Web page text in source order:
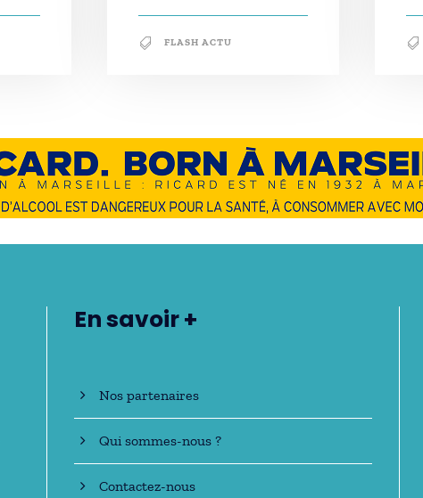
FLASH ACTU
En savoir +
Nos partenaires
Qui sommes-nous ?
Contactez-nous